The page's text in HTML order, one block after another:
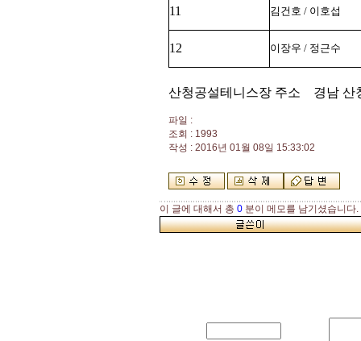
11 김건호 / 이호섭
12 이장우 / 정근수
산청공설테니스장 주소 경남 산
파일 :
조회 : 1993
작성 : 2016년 01월 08일 15:33:02
이 글에 대해서 총 0 분이 메모를 남기셨습니다.